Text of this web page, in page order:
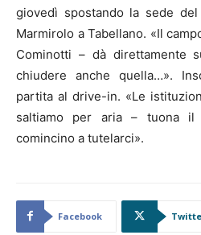
giovedì spostando la sede
Marmirolo a Tabellano. «Il
Cominotti – dà direttamente
chiudere anche quella…».
partita al drive-in. «Le
saltiamo per aria – tuona il
comincino a tutelarci».
Facebook